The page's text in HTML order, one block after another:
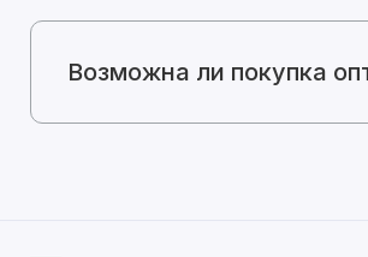
Возможна ли покупка